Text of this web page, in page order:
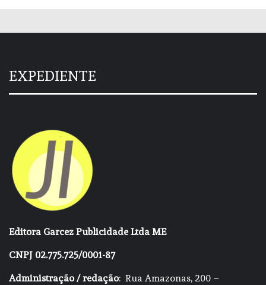
EXPEDIENTE
Editora Garcez Publicidade Ltda ME
CNPJ 02.775.725/0001-87
Administração / redação: Rua Amazonas, 200 –